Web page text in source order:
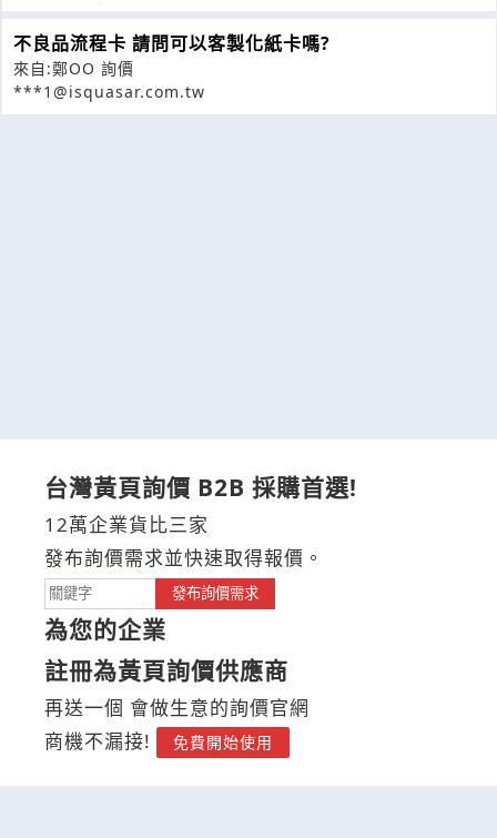
不良品流程卡 請問可以客製化紙卡嗎?
來自:鄭OO 詢價
***1@isquasar.com.tw
台灣黃頁詢價 B2B 採購首選!
12萬企業貨比三家
發布詢價需求並快速取得報價。
發布詢價需求
為您的企業
註冊為黃頁詢價供應商
再送一個 會做生意的詢價官網
商機不漏接!
免費開始使用